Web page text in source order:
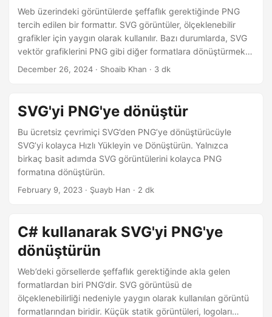
Web üzerindeki görüntülerde şeffaflık gerektiğinde PNG
tercih edilen bir formattır. SVG görüntüler, ölçeklenebilir
grafikler için yaygın olarak kullanılır. Bazı durumlarda, SVG
vektör grafiklerini PNG gibi diğer formatlara dönüştürmek
gerekebilir. Bu yazıda, Node.js kullanarak SVG vektör
December 26, 2024 · Shoaib Khan · 3 dk
SVG'yi PNG'ye dönüştür
Bu ücretsiz çevrimiçi SVG’den PNG’ye dönüştürücüyle
SVG’yi kolayca Hızlı Yükleyin ve Dönüştürün. Yalnızca
birkaç basit adımda SVG görüntülerini kolayca PNG
formatına dönüştürün.
February 9, 2023 · Şuayb Han · 2 dk
C# kullanarak SVG'yi PNG'ye
dönüştürün
Web’deki görsellerde şeffaflık gerektiğinde akla gelen
formatlardan biri PNG’dir. SVG görüntüsü de
ölçeklenebilirliği nedeniyle yaygın olarak kullanılan görüntü
formatlarından biridir. Küçük statik görüntüleri, logoları